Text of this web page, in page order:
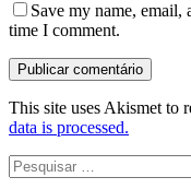
Save my name,
time I comment.
This site uses Akismet to
data is processed.
Pesquisar
por: